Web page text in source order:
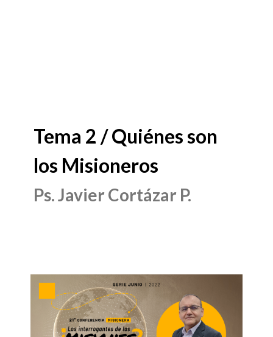
Tema 2 / Quiénes son
los Misioneros
Ps. Javier Cortázar P.